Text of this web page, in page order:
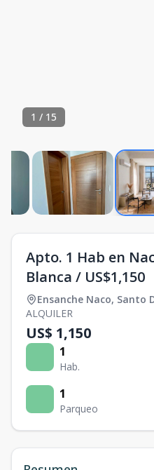
1 / 15
Apto. 1 Hab en
Blanca / US$1,150
Ensanche Naco, Santo
ALQUILER
US$ 1,150
1
Hab.
1
Parqueo